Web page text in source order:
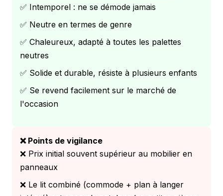
✅ Intemporel : ne se démode jamais
✅ Neutre en termes de genre
✅ Chaleureux, adapté à toutes les palettes
neutres
✅ Solide et durable, résiste à plusieurs enfants
✅ Se revend facilement sur le marché de
l'occasion
❌ Points de vigilance
❌ Prix initial souvent supérieur au mobilier en
panneaux
❌ Le lit combiné (commode + plan à langer